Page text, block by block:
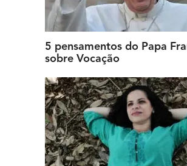
5 pensamentos do Papa
sobre Vocação